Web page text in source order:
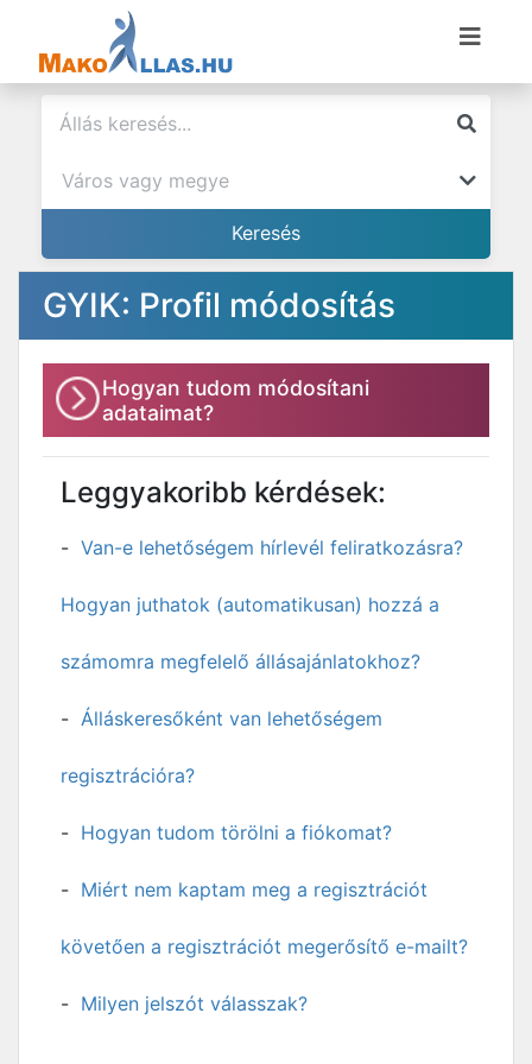
GYIK: Profil módosítás
Hogyan tudom módosítani
adataimat?
Leggyakoribb kérdések:
Van-e lehetőségem hírlevél feliratkozásra?
Hogyan juthatok (automatikusan) hozzá a
számomra megfelelő állásajánlatokhoz?
Álláskeresőként van lehetőségem
regisztrációra?
Hogyan tudom törölni a fiókomat?
Miért nem kaptam meg a regisztrációt
követően a regisztrációt megerősítő e-mailt?
Milyen jelszót válasszak?